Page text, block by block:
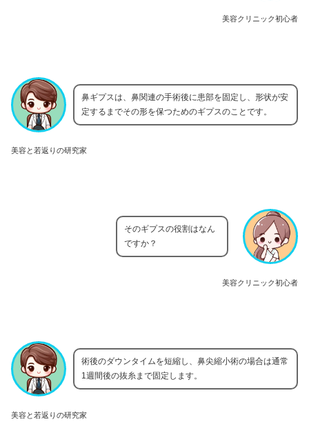
美容クリニック初心者
美容と若返りの研究家
鼻ギプスは、鼻関連の手術後に患部を固定し、形状が安
定するまでその形を保つためのギプスのことです。
美容クリニック初心者
そのギプスの役割はなん
ですか？
美容と若返りの研究家
術後のダウンタイムを短縮し、鼻尖縮小術の場合は通常
1週間後の抜糸まで固定します。